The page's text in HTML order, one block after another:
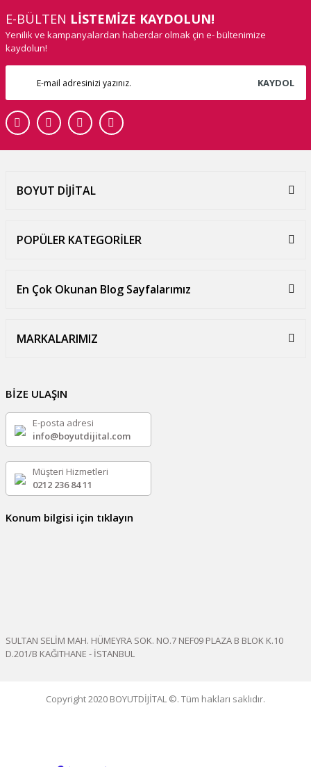
E-BÜLTEN LİSTEMİZE KAYDOLUN!
Yenilik ve kampanyalardan haberdar olmak çin e- bültenimize
kaydolun!
KAYDOL
BOYUT DİJİTAL
POPÜLER KATEGORİLER
En Çok Okunan Blog Sayfalarımız
MARKALARIMIZ
BİZE ULAŞIN
E-posta adresi
info@boyutdijital.com
Müşteri Hizmetleri
0212 236 84 11
Konum bilgisi için tıklayın
SULTAN SELİM MAH. HÜMEYRA SOK. NO.7 NEF09 PLAZA B BLOK K.10
D.201/B KAĞITHANE - İSTANBUL
Copyright 2020 BOYUTDİJİTAL ©. Tüm hakları saklıdır.